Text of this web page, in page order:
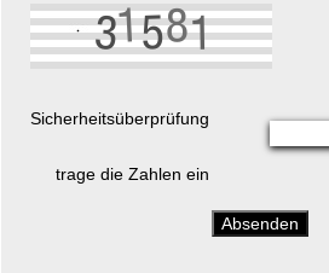
Sicherheitsüberprüfung
trage die Zahlen ein
Absenden